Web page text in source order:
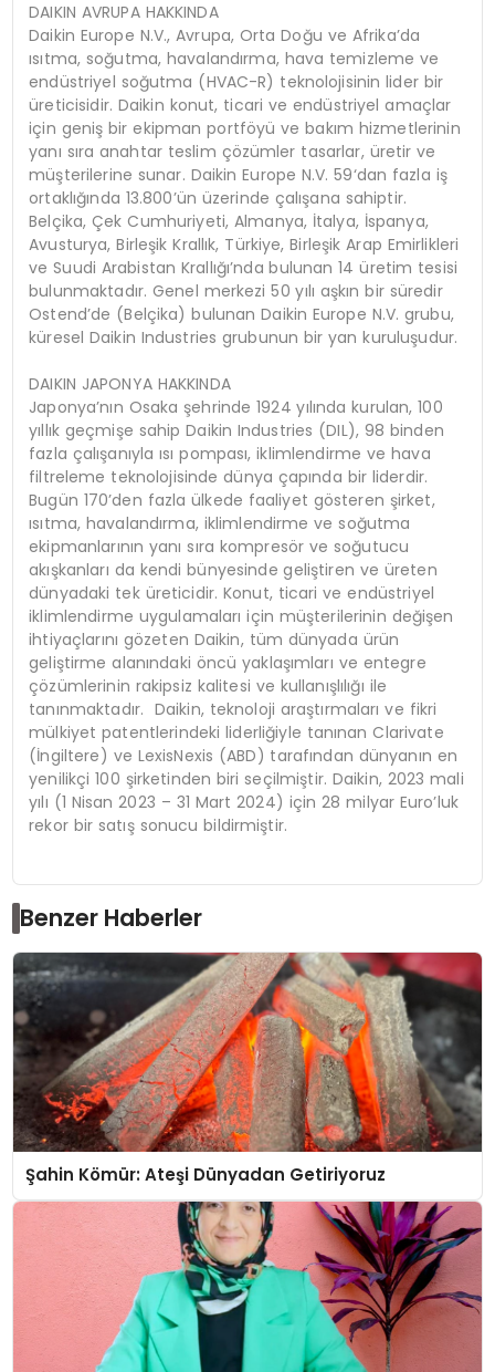
DAIKIN AVRUPA HAKKINDA
Daikin Europe N.V., Avrupa, Orta Doğu ve Afrika’da
ısıtma, soğutma, havalandırma, hava temizleme ve
endüstriyel soğutma (HVAC-R) teknolojisinin lider bir
üreticisidir. Daikin konut, ticari ve endüstriyel amaçlar
için geniş bir ekipman portföyü ve bakım hizmetlerinin
yanı sıra anahtar teslim çözümler tasarlar, üretir ve
müşterilerine sunar. Daikin Europe N.V. 59‘dan fazla iş
ortaklığında 13.800’ün üzerinde çalışana sahiptir.
Belçika, Çek Cumhuriyeti, Almanya, İtalya, İspanya,
Avusturya, Birleşik Krallık, Türkiye, Birleşik Arap Emirlikleri
ve Suudi Arabistan Krallığı’nda bulunan 14 üretim tesisi
bulunmaktadır. Genel merkezi 50 yılı aşkın bir süredir
Ostend’de (Belçika) bulunan Daikin Europe N.V. grubu,
küresel Daikin Industries grubunun bir yan kuruluşudur.
DAIKIN JAPONYA HAKKINDA
Japonya’nın Osaka şehrinde 1924 yılında kurulan, 100
yıllık geçmişe sahip Daikin Industries (DIL), 98 binden
fazla çalışanıyla ısı pompası, iklimlendirme ve hava
filtreleme teknolojisinde dünya çapında bir liderdir.
Bugün 170’den fazla ülkede faaliyet gösteren şirket,
ısıtma, havalandırma, iklimlendirme ve soğutma
ekipmanlarının yanı sıra kompresör ve soğutucu
akışkanları da kendi bünyesinde geliştiren ve üreten
dünyadaki tek üreticidir. Konut, ticari ve endüstriyel
iklimlendirme uygulamaları için müşterilerinin değişen
ihtiyaçlarını gözeten Daikin, tüm dünyada ürün
geliştirme alanındaki öncü yaklaşımları ve entegre
çözümlerinin rakipsiz kalitesi ve kullanışlılığı ile
tanınmaktadır. Daikin, teknoloji araştırmaları ve fikri
mülkiyet patentlerindeki liderliğiyle tanınan Clarivate
(İngiltere) ve LexisNexis (ABD) tarafından dünyanın en
yenilikçi 100 şirketinden biri seçilmiştir. Daikin, 2023 mali
yılı (1 Nisan 2023 – 31 Mart 2024) için 28 milyar Euro’luk
rekor bir satış sonucu bildirmiştir.
Benzer Haberler
Şahin Kömür: Ateşi Dünyadan Getiriyoruz